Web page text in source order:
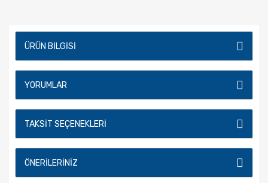
ÜRÜN BILGISI
YORUMLAR
TAKSIT SEÇENEKLERI
ÖNERILERINIZ